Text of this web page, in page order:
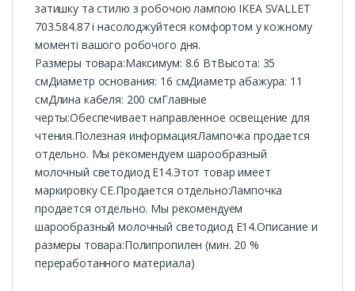
затишку та стилю з робочою лампою IKEA SVALLET
703.584.87 і насолоджуйтеся комфортом у кожному
моменті вашого робочого дня.
Размеры товара:Максимум: 8.6 ВтВысота: 35
смДиаметр основания: 16 смДиаметр абажура: 11
смДлина кабеля: 200 смГлавные
черты:Обеспечивает направленное освещение для
чтения.Полезная информация:Лампочка продается
отдельно. Мы рекомендуем шарообразный
молочный светодиод E14.Этот товар имеет
маркировку CE.Продается отдельно:Лампочка
продается отдельно. Мы рекомендуем
шарообразный молочный светодиод E14.Описание и
размеры товара:Полипропилен (мин. 20 %
переработанного материала)